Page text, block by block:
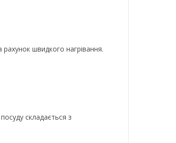
швидкого нагрівання.
складається з